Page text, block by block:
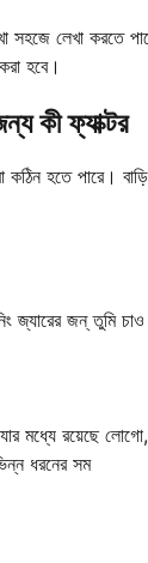
সহজে লেখা করতে
হবে।
কী ফ্যাক্টর
হতে পারে।
জ্যারের জন্ তুমি
মধ্যে রয়েছে
ধরনের সম